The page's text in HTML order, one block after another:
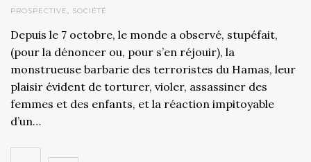
PROSPECTIVE, SOCIÉTÉ
Depuis le 7 octobre, le monde a observé, stupéfait,
(pour la dénoncer ou, pour s’en réjouir), la
monstrueuse barbarie des terroristes du Hamas, leur
plaisir évident de torturer, violer, assassiner des
femmes et des enfants, et la réaction impitoyable
d’un…